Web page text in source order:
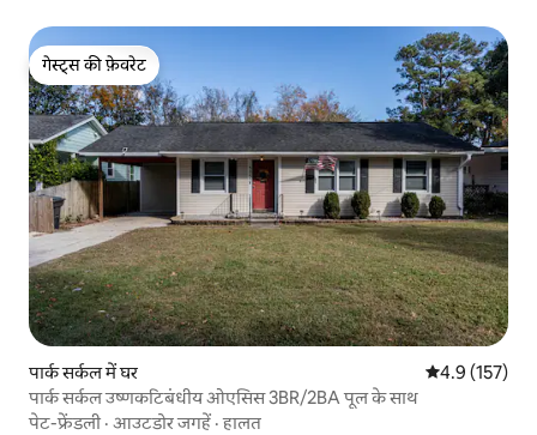
गेस्ट्स की फ़ेवरेट
गेस्ट्स की फ़ेवरेट
पार्क सर्कल में घर औसत रेटिंग 5 में
4.9 (157)
पार्क सर्कल उष्णकटिबंधीय ओएसिस 3BR/2BA पूल के साथ
पेट-फ्रेंडली · आउटडोर जगहें ·हालत